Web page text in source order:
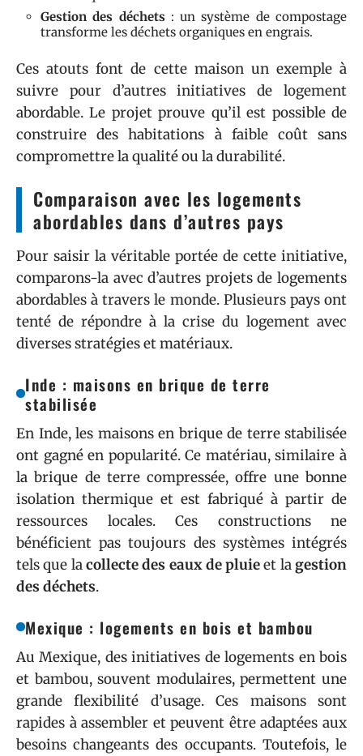
Gestion des déchets: un système de compostage
transforme les déchets organiques en engrais.
Ces atouts font de cette maison un exemple à
suivre pour d’autres initiatives de logement
abordable. Le projet prouve qu’il est possible de
construire des habitations à faible coût sans
compromettre la qualité ou la durabilité.
Comparaison avec les logements
abordables dans d’autres pays
Pour saisir la véritable portée de cette initiative,
comparons-la avec d’autres projets de logements
abordables à travers le monde. Plusieurs pays ont
tenté de répondre à la crise du logement avec
diverses stratégies et matériaux.
Inde : maisons en brique de terre
stabilisée
En Inde, les maisons en brique de terre stabilisée
ont gagné en popularité. Ce matériau, similaire à
la brique de terre compressée, offre une bonne
isolation thermique et est fabriqué à partir de
ressources locales. Ces constructions ne
bénéficient pas toujours des systèmes intégrés
tels que lacollecte des eaux de pluieet lagestion
des déchets.
Mexique : logements en bois et bambou
Au Mexique, des initiatives de logements en bois
et bambou, souvent modulaires, permettent une
grande flexibilité d’usage. Ces maisons sont
rapides à assembler et peuvent être adaptées aux
besoins changeants des occupants. Toutefois, le